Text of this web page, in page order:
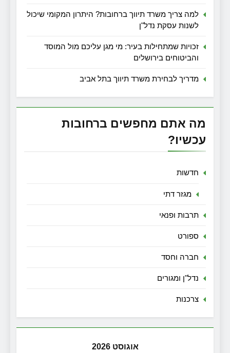
למה צריך משרד תיווך ברחובות? היתרון המקומי שיכול
לשנות עסקת נדל"ן
זכויות שמתחילות בעיר: מי מגן עליכם מול המוסד
והביטוחים בירושלים
מדריך לבחירת משרד תיווך בתל אביב
מה אתם מחפשים ברחובות
עכשיו?
חדשות
מגזר דתי
תרבות ופנאי
ספורט
חברה וחסד
נדל"ן ומגורים
צרכנות
אוגוסט 2026